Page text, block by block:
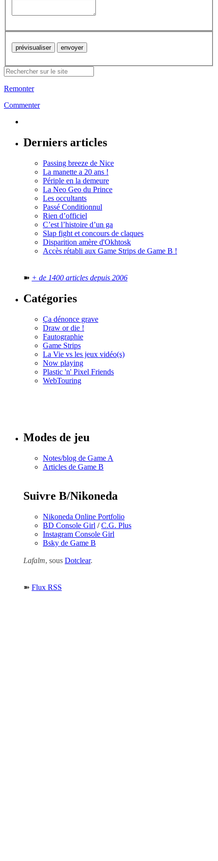
Remonter
Commenter
Derniers articles
Passing breeze de Nice
La manette a 20 ans !
Périple en la demeure
La Neo Geo du Prince
Les occultants
Passé Conditionnul
Rien d’officiel
C’est l’histoire d’un ga
Slap fight et concours de claques
Disparition amère d'Okhtosk
Accès rétabli aux Game Strips de Game B !
➽ + de 1400 articles depuis 2006
Catégories
Ça dénonce grave
Draw or die !
Fautographie
Game Strips
La Vie vs les jeux vidéo(s)
Now playing
Plastic 'n' Pixel Friends
WebTouring
Modes de jeu
Notes/blog de Game A
Articles de Game B
Suivre B/Nikoneda
Nikoneda Online Portfolio
BD Console Girl /C.G. Plus
Instagram Console Girl
Bsky de Game B
Lafalm, sous Dotclear.
➽ Flux RSS